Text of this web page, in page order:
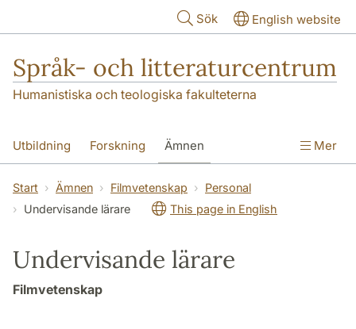
Sök English website
Språk- och litteraturcentrum
Humanistiska och teologiska fakulteterna
Utbildning Forskning Ämnen
SOL-husen Kontakt Institutionen
översättning till svenska
Mer
Start Ämnen Filmvetenskap
Personal
Undervisande lärare
This page in English
Undervisande lärare
Filmvetenskap